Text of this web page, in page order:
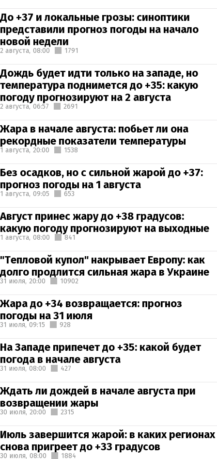
До +37 и локальные грозы: синоптики
представили прогноз погоды на начало
новой недели
2 августа, 08:00 1791
Дождь будет идти только на западе, но
температура поднимется до +35: какую
погоду прогнозируют на 2 августа
2 августа, 06:57 2691
Жара в начале августа: побьет ли она
рекордные показатели температуры
1 августа, 20:00 1538
Без осадков, но с сильной жарой до +37:
прогноз погоды на 1 августа
1 августа, 09:05 653
Август принес жару до +38 градусов:
какую погоду прогнозируют на выходные
1 августа, 08:00 841
"Тепловой купол" накрывает Европу: как
долго продлится сильная жара в Украине
31 июля, 20:00 10902
Жара до +34 возвращается: прогноз
погоды на 31 июля
31 июля, 09:15 928
На Западе припечет до +35: какой будет
погода в начале августа
31 июля, 08:00 427
Ждать ли дождей в начале августа при
возвращении жары
30 июля, 20:00 2315
Июль завершится жарой: в каких регионах
снова пригреет до +33 градусов
30 июля, 08:00 1884